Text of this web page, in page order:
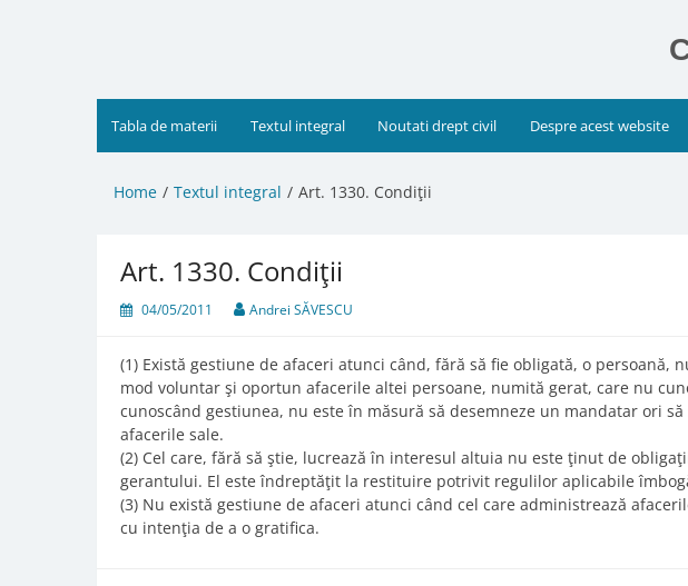
Tabla de materii Textul integral Noutati drept civil Despre acest website
Home Textul integral Art. 1330. Condiţii
Art. 1330. Condiţii
04/05/2011 Andrei SĂVESCU
(1) Există gestiune de afaceri atunci când, fără să fie obligată, o persoană,
mod voluntar şi oportun afacerile altei persoane, numită gerat, care nu
cunoscând gestiunea, nu este în măsură să desemneze un mandatar ori
afacerile sale.
(2) Cel care, fără să ştie, lucrează în interesul altuia nu este ţinut de
gerantului. El este îndreptăţit la restituire potrivit regulilor aplicabile
(3) Nu există gestiune de afaceri atunci când cel care administrează
cu intenţia de a o gratifica.